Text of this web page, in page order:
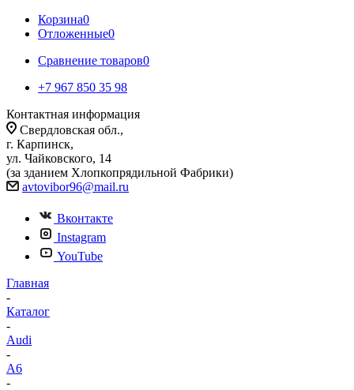
Корзина0
Отложенные0
Сравнение товаров0
+7 967 850 35 98
Контактная информация
Свердловская обл.,
г. Карпинск,
ул. Чайковского, 14
(за зданием Хлопкопрядильной Фабрики)
avtovibor96@mail.ru
Вконтакте
Instagram
YouTube
Главная
-
Каталог
-
Audi
-
A6
-